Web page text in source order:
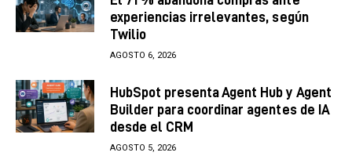
experiencias irrelevantes, según
Twilio
AGOSTO 6, 2026
HubSpot presenta Agent Hub y Agent
Builder para coordinar agentes de IA
desde el CRM
AGOSTO 5, 2026